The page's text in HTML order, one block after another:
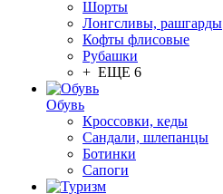
Шорты
Лонгсливы, рашгарды
Кофты флисовые
Рубашки
+ ЕЩЕ 6
Обувь
Кроссовки, кеды
Сандали, шлепанцы
Ботинки
Сапоги